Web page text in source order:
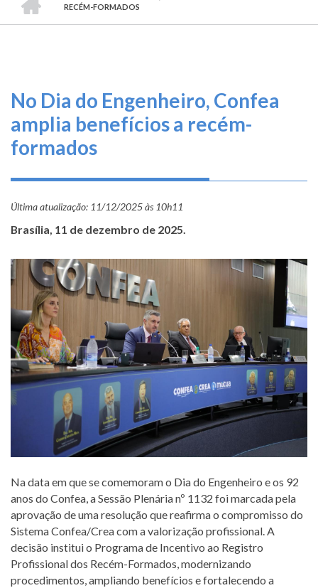
O
que
Informe-
se
Conosco
e
de
Contas
TRILHA
DE
RECÉM-FORMADOS
No Dia do Engenheiro, Confea
amplia benefícios a recém-
formados
Última atualização: 11/12/2025 às 10h11
Brasília, 11 de dezembro de 2025.
Na data em que se comemoram o Dia do Engenheiro e os 92
anos do Confea, a Sessão Plenária nº 1132 foi marcada pela
aprovação de uma resolução que reafirma o compromisso do
Sistema Confea/Crea com a valorização profissional. A
decisão institui o Programa de Incentivo ao Registro
Profissional dos Recém-Formados, modernizando
procedimentos, ampliando benefícios e fortalecendo a